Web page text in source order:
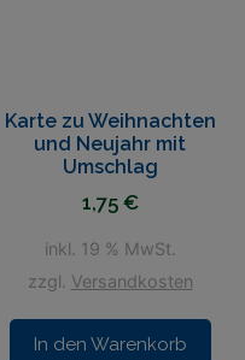
Karte zu Weihnachten
und Neujahr mit
Umschlag
1,75 €
inkl. 19 % MwSt.
zzgl. Versandkosten
In den Warenkorb